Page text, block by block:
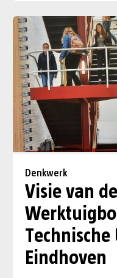
Denkwerk
Visie van
Eindhoven